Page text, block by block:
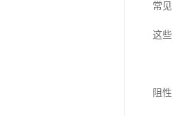
常
这
阻